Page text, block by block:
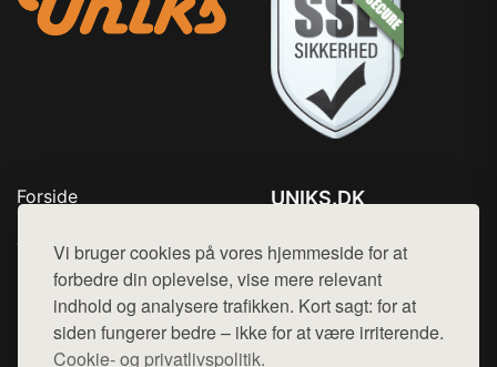
Vi bruger cookies på vores hjemmeside for at
forbedre din oplevelse, vise mere relevant
indhold og analysere trafikken. Kort sagt: for at
siden fungerer bedre – ikke for at være irriterende.
Cookie- og privatlivspolitik.
Forside
Top Rabatter
Kontakt
UNIKS.DK
Mail: hej@want.dk
Cookie- og privatlivspolitik